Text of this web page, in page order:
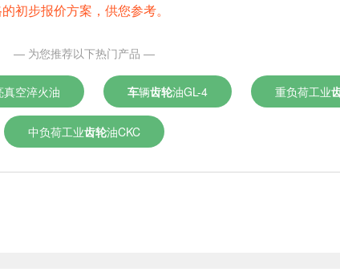
初步报价方案，供您参考。
— 为您推荐以下热门产品 —
空淬火油 车辆齿轮油GL-4 重负荷工业
中负荷工业齿轮油CKC